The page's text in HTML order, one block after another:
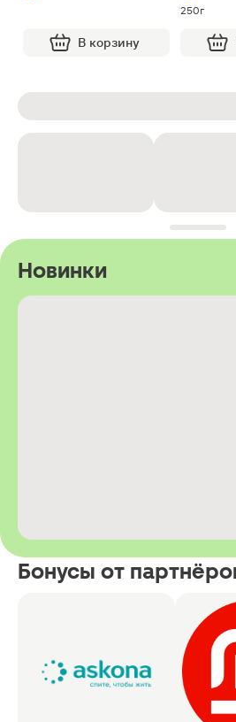
В корзину
250г
Новинки
Бонусы от